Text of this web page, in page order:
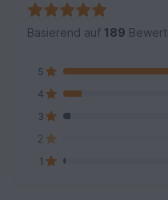
Basierend auf 189
5
4
3
2
1